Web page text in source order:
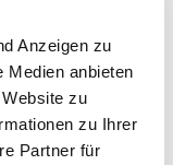
Anzeigen zu
Medien anbieten
zu
zu Ihrer
Partner für
Nicht, wenn
mit rollenbasierte
schützen.